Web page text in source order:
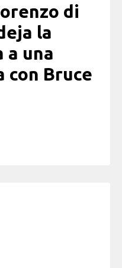
di
la
a una
con Bruce